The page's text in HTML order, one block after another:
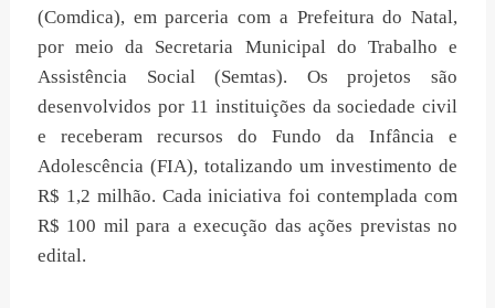
(Comdica), em parceria com a Prefeitura do Natal,
por meio da Secretaria Municipal do Trabalho e
Assistência Social (Semtas). Os projetos são
desenvolvidos por 11 instituições da sociedade civil
e receberam recursos do Fundo da Infância e
Adolescência (FIA), totalizando um investimento de
R$ 1,2 milhão. Cada iniciativa foi contemplada com
R$ 100 mil para a execução das ações previstas no
edital.